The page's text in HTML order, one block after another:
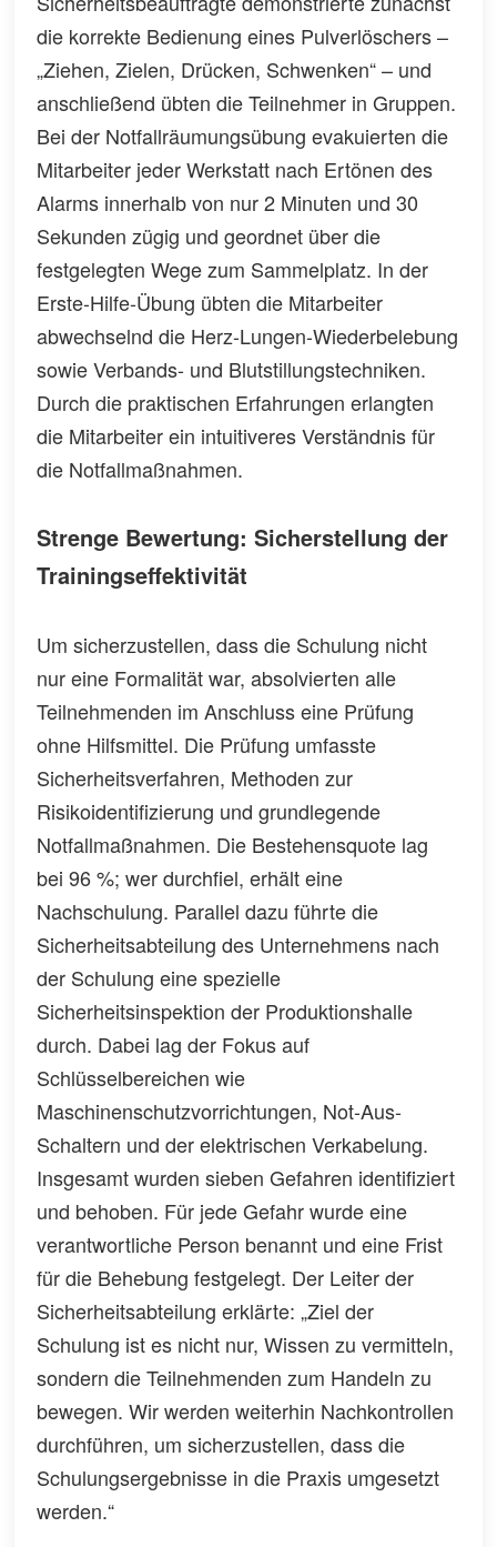
die korrekte Bedienung eines Pulverlöschers –
„Ziehen, Zielen, Drücken, Schwenken“ – und
anschließend übten die Teilnehmer in Gruppen.
Bei der Notfallräumungsübung evakuierten die
Mitarbeiter jeder Werkstatt nach Ertönen des
Alarms innerhalb von nur 2 Minuten und 30
Sekunden zügig und geordnet über die
festgelegten Wege zum Sammelplatz. In der
Erste-Hilfe-Übung übten die Mitarbeiter
abwechselnd die Herz-Lungen-Wiederbelebung
sowie Verbands- und Blutstillungstechniken.
Durch die praktischen Erfahrungen erlangten
die Mitarbeiter ein intuitiveres Verständnis für
die Notfallmaßnahmen.
Strenge Bewertung: Sicherstellung der
Trainingseffektivität
Um sicherzustellen, dass die Schulung nicht
nur eine Formalität war, absolvierten alle
Teilnehmenden im Anschluss eine Prüfung
ohne Hilfsmittel. Die Prüfung umfasste
Sicherheitsverfahren, Methoden zur
Risikoidentifizierung und grundlegende
Notfallmaßnahmen. Die Bestehensquote lag
bei 96 %; wer durchfiel, erhält eine
Nachschulung. Parallel dazu führte die
Sicherheitsabteilung des Unternehmens nach
der Schulung eine spezielle
Sicherheitsinspektion der Produktionshalle
durch. Dabei lag der Fokus auf
Schlüsselbereichen wie
Maschinenschutzvorrichtungen, Not-Aus-
Schaltern und der elektrischen Verkabelung.
Insgesamt wurden sieben Gefahren identifiziert
und behoben. Für jede Gefahr wurde eine
verantwortliche Person benannt und eine Frist
für die Behebung festgelegt. Der Leiter der
Sicherheitsabteilung erklärte: „Ziel der
Schulung ist es nicht nur, Wissen zu vermitteln,
sondern die Teilnehmenden zum Handeln zu
bewegen. Wir werden weiterhin Nachkontrollen
durchführen, um sicherzustellen, dass die
Schulungsergebnisse in die Praxis umgesetzt
werden.“